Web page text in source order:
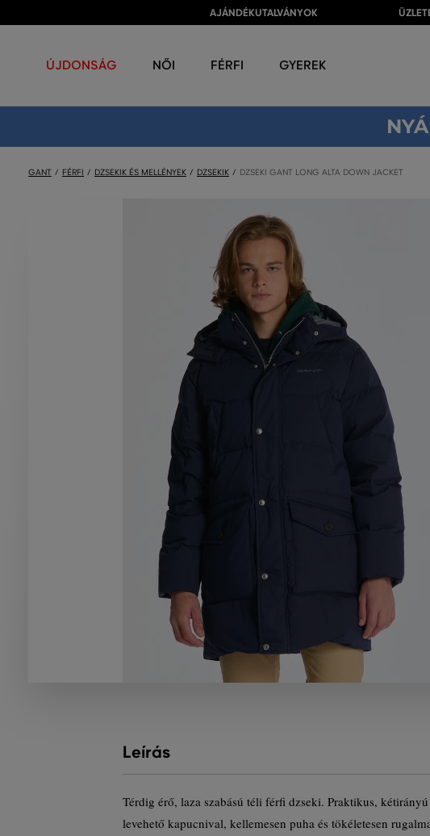
AJÁNDÉKUTALVÁNYOK
ÚJDONSÁG NŐI FÉRFI GYEREK
GANT FÉRFI DZSEKIK ÉS MELLÉNYEK DZSEKIK DZSEKI GANT LONG ALTA DOWN JACKET
Leírás
Térdig érő, laza szabású téli férfi dzseki. Praktikus,
levehető kapucnival, kellemesen puha és tökéletesen